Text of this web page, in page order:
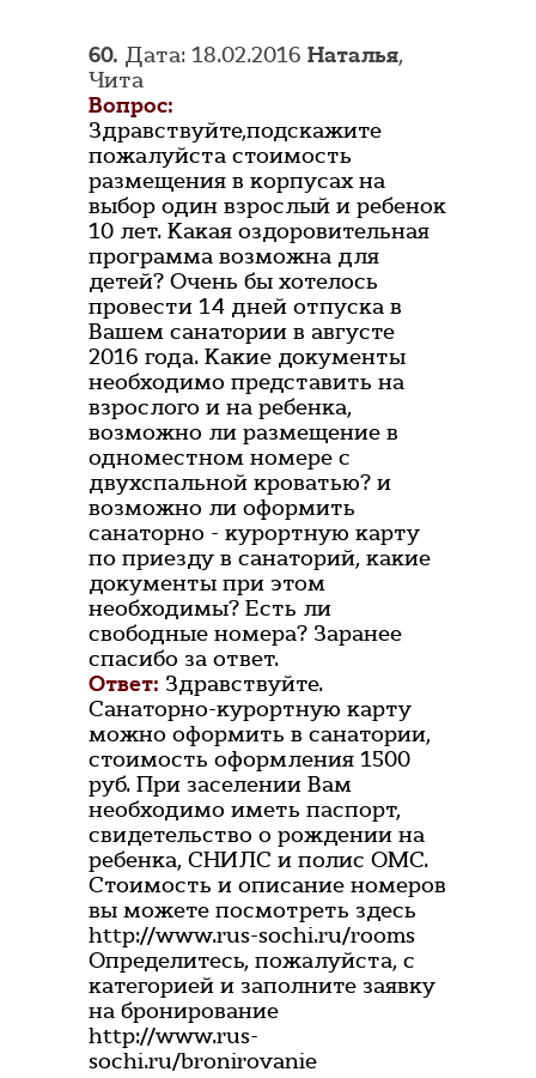
60. Дата: 18.02.2016 Наталья,
Чита
Вопрос:
Здравствуйте,подскажите
пожалуйста стоимость
размещения в корпусах на
выбор один взрослый и ребенок
10 лет. Какая оздоровительная
программа возможна для
детей? Очень бы хотелось
провести 14 дней отпуска в
Вашем санатории в августе
2016 года. Какие документы
необходимо представить на
взрослого и на ребенка,
возможно ли размещение в
одноместном номере с
двухспальной кроватью? и
возможно ли оформить
санаторно - курортную карту
по приезду в санаторий, какие
документы при этом
необходимы? Есть ли
свободные номера? Заранее
спасибо за ответ.
Ответ: Здравствуйте.
Санаторно-курортную карту
можно оформить в санатории,
стоимость оформления 1500
руб. При заселении Вам
необходимо иметь паспорт,
свидетельство о рождении на
ребенка, СНИЛС и полис ОМС.
Стоимость и описание номеров
вы можете посмотреть здесь
http://www.rus-sochi.ru/rooms
Определитесь, пожалуйста, с
категорией и заполните заявку
на бронирование
http://www.rus-
sochi.ru/bronirovanie